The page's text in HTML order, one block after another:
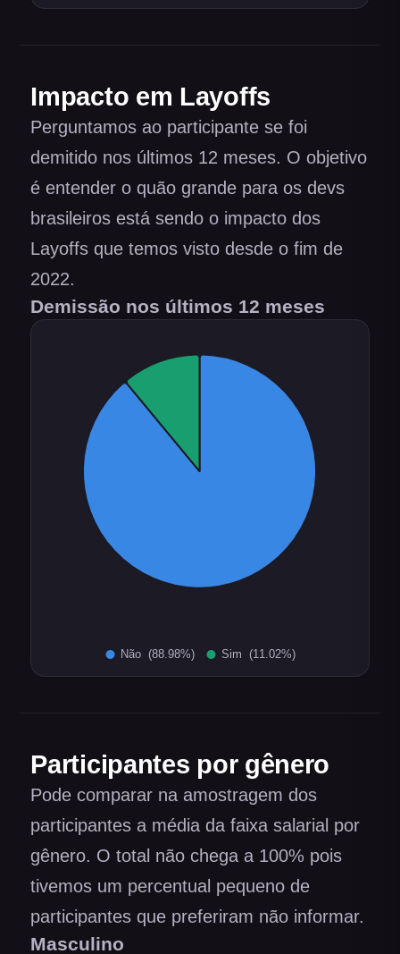
Impacto em Layoffs
Perguntamos ao participante se foi
demitido nos últimos 12 meses. O objetivo
é entender o quão grande para os devs
brasileiros está sendo o impacto dos
Layoffs que temos visto desde o fim de
2022.
Demissão nos últimos 12 meses
Participantes por gênero
Pode comparar na amostragem dos
participantes a média da faixa salarial por
gênero. O total não chega a 100% pois
tivemos um percentual pequeno de
participantes que preferiram não informar.
Masculino